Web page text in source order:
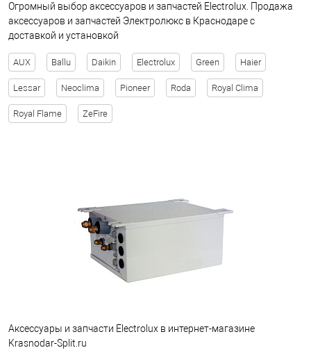
AUX Ballu Daikin Electrolux Green Haier
Lessar Neoclima Pioneer Roda Royal Clima
Royal Flame ZeFire
Аксессуары и запчасти Electrolux в интернет-магазине
Krasnodar-Split.ru
Огромный выбор аксессуаров и запчастей Electrolux. Продажа
аксессуаров и запчастей Электролюкс в Краснодаре с
доставкой и установкой